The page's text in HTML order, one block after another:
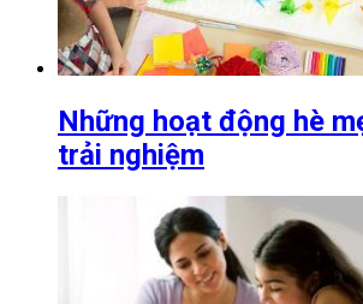
Những hoạt động hè
trải nghiệm